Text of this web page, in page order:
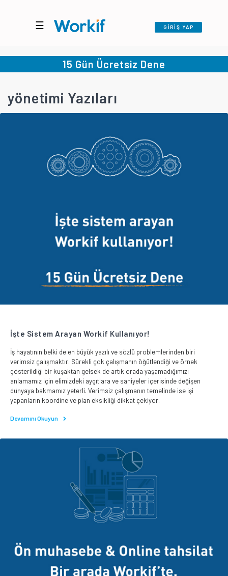
☰ GİRİŞ YAP
15 Gün Ücretsiz Dene
yönetimi Yazıları
İşte Sistem Arayan Workif Kullanıyor!
İş hayatının belki de en büyük yazılı ve sözlü problemlerinden biri
verimsiz çalışmaktır. Sürekli çok çalışmanın öğütlendiği ve örnek
gösterildiği bir kuşaktan gelsek de artık orada yaşamadığımızı
anlamamız için elimizdeki aygıtlara ve saniyeler içerisinde değişen
dünyaya bakmamız yeterli. Verimsiz çalışmanın temelinde ise işi
yapanların koordine ve plan eksikliği dikkat çekiyor.
Devamını Okuyun